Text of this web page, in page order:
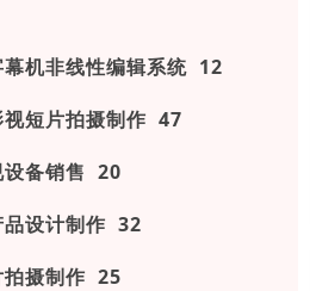
幕机非线性编辑系统 12
视短片拍摄制作 47
设备销售 20
品设计制作 32
拍摄制作 25